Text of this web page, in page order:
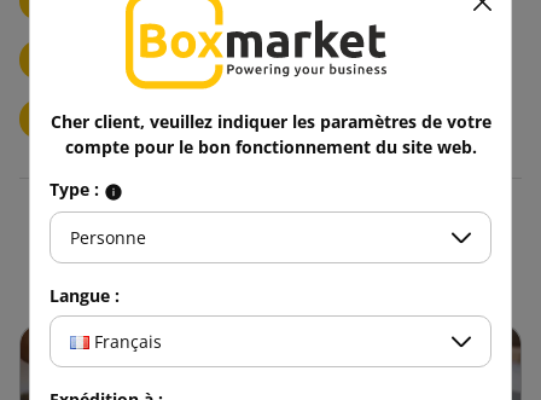
H/18-Enveloppes I/19-Enveloppes
K/20-Enveloppes
Cher client, veuillez indiquer les paramètres de votre
compte pour le bon fonctionnement du site web.
Type :
Personne
Langue :
Français